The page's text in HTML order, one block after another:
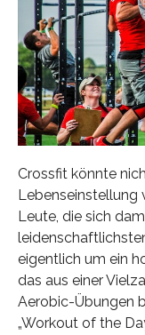
Crossfit könnte
Lebenseinstellung
Leute, die sich
eigentlich um ein
das aus einer
Aerobic-Übungen
„Workout of the